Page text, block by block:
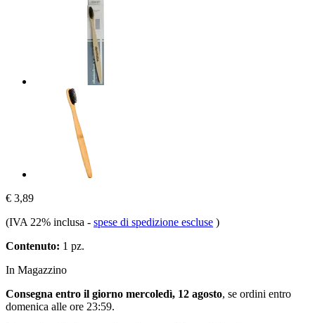
€ 3,89
(IVA 22% inclusa - spese di spedizione escluse )
Contenuto: 1 pz.
In Magazzino
Consegna entro il giorno mercoledì, 12 agosto, se ordini entro
domenica alle ore 23:59.